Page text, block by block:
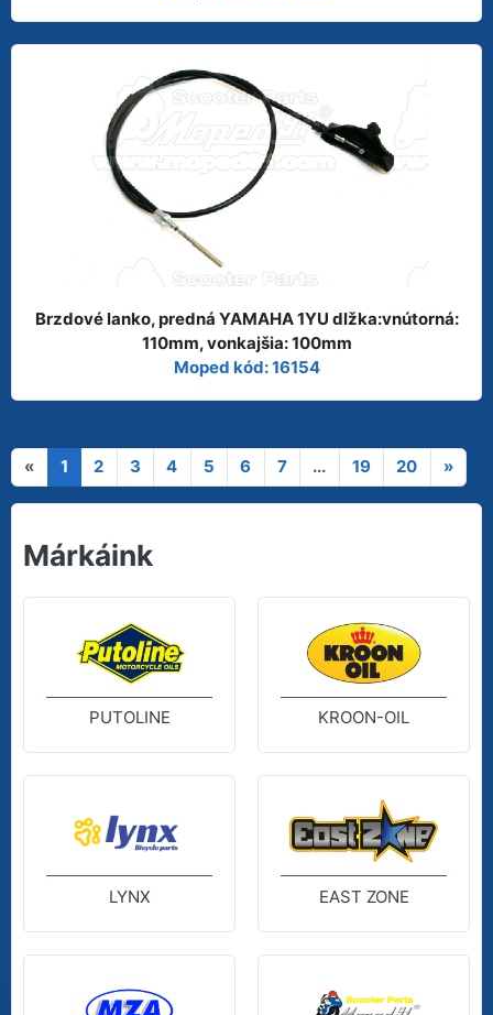
Brzdové lanko, predná YAMAHA 1YU dlžka:vnútorná:
110mm, vonkajšia: 100mm
Moped kód: 16154
« 1 2 3 4 5 6 7 ... 19 20 »
Márkáink
PUTOLINE KROON-OIL
LYNX EAST ZONE